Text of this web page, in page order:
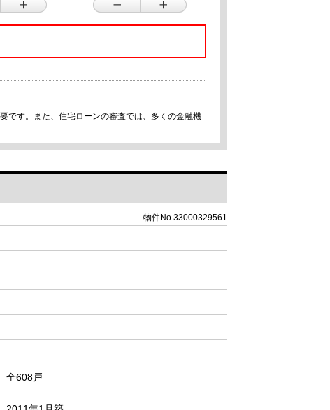
す。また、住宅ローンの審査では、多くの金融機
物件No.33000329561
全608戸